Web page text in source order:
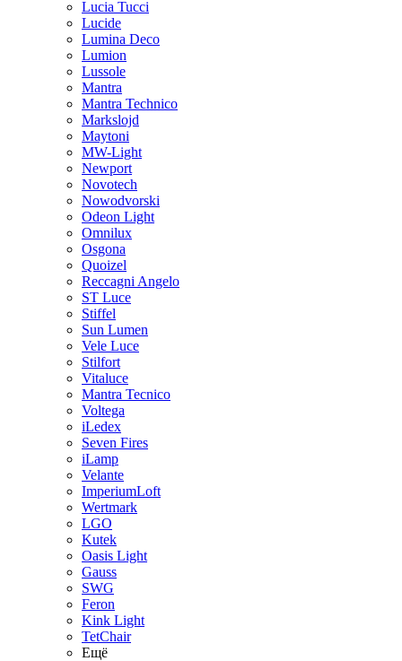
Lucia Tucci
Lucide
Lumina Deco
Lumion
Lussole
Mantra
Mantra Technico
Markslojd
Maytoni
MW-Light
Newport
Novotech
Nowodvorski
Odeon Light
Omnilux
Osgona
Quoizel
Reccagni Angelo
ST Luce
Stiffel
Sun Lumen
Vele Luce
Stilfort
Vitaluce
Mantra Tecnico
Voltega
iLedex
Seven Fires
iLamp
Velante
ImperiumLoft
Wertmark
LGO
Kutek
Oasis Light
Gauss
SWG
Feron
Kink Light
TetСhair
Ещё